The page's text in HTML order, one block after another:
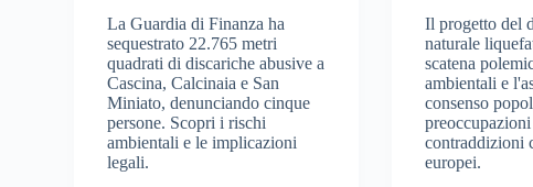
La Guardia di Finanza ha
sequestrato 22.765 metri
quadrati di discariche abusive a
Cascina, Calcinaia e San
Miniato, denunciando cinque
persone. Scopri i rischi
ambientali e le implicazioni
legali.
Il progetto del
naturale
scatena
ambientali e
consenso
contraddizioni
europei.